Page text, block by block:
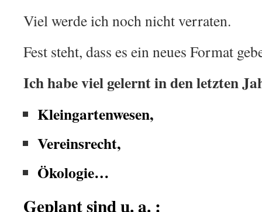
Viel werde ich noch nicht verraten.
Fest steht, dass es ein neues Format
Ich habe viel gelernt in den letzten
Kleingartenwesen,
Vereinsrecht,
Ökologie…
Geplant sind u. a. :